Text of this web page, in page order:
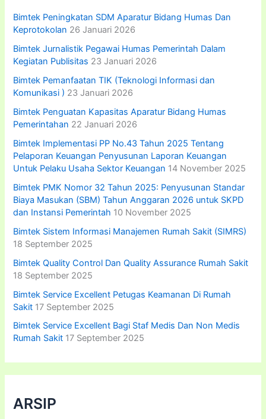
:Bimtek Peningkatan SDM Aparatur Bidang Humas Dan
Keprotokolan 26 Januari 2026
Bimtek Jurnalistik Pegawai Humas Pemerintah Dalam
Kegiatan Publisitas 23 Januari 2026
Bimtek Pemanfaatan TIK (Teknologi Informasi dan
Komunikasi ) 23 Januari 2026
Bimtek Penguatan Kapasitas Aparatur Bidang Humas
Pemerintahan 22 Januari 2026
Bimtek Implementasi PP No.43 Tahun 2025 Tentang
Pelaporan Keuangan Penyusunan Laporan Keuangan
Untuk Pelaku Usaha Sektor Keuangan 14 November 2025
Bimtek PMK Nomor 32 Tahun 2025: Penyusunan Standar
Biaya Masukan (SBM) Tahun Anggaran 2026 untuk SKPD
dan Instansi Pemerintah 10 November 2025
Bimtek Sistem Informasi Manajemen Rumah Sakit (SIMRS)
18 September 2025
Bimtek Quality Control Dan Quality Assurance Rumah Sakit
18 September 2025
Bimtek Service Excellent Petugas Keamanan Di Rumah
Sakit 17 September 2025
Bimtek Service Excellent Bagi Staf Medis Dan Non Medis
Rumah Sakit 17 September 2025
ARSIP